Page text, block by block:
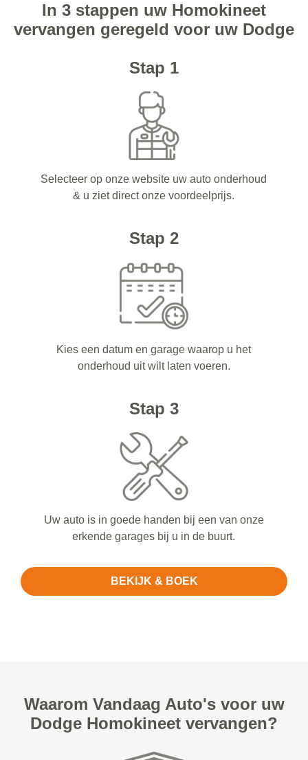
In 3 stappen uw Homokineet
vervangen geregeld voor uw Dodge
Stap 1
Selecteer op onze website uw auto onderhoud
& u ziet direct onze voordeelprijs.
Stap 2
Kies een datum en garage waarop u het
onderhoud uit wilt laten voeren.
Stap 3
Uw auto is in goede handen bij een van onze
erkende garages bij u in de buurt.
BEKIJK & BOEK
Waarom Vandaag Auto's voor uw
Dodge Homokineet vervangen?